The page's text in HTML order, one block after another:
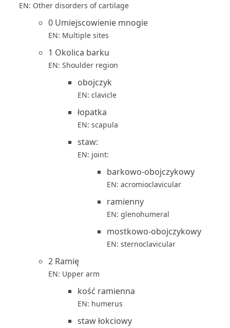
EN: Other disorders of cartilage
0 Umiejscowienie mnogie
EN: Multiple sites
1 Okolica barku
EN: Shoulder region
obojczyk
EN: clavicle
łopatka
EN: scapula
staw:
EN: joint:
barkowo-obojczykowy
EN: acromioclavicular
ramienny
EN: glenohumeral
mostkowo-obojczykowy
EN: sternoclavicular
2 Ramię
EN: Upper arm
kość ramienna
EN: humerus
staw łokciowy